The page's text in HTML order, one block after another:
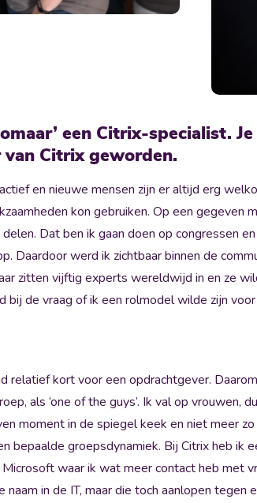
een Citrix-specialist.
Citrix geworden.
en nieuwe mensen zijn er altijd erg
kon gebruiken. Op een
Dat ben ik gaan doen op congressen
Daardoor werd ik zichtbaar binnen de
zitten vijftig experts wereldwijd in en ze
de vraag of ik een rolmodel wilde zijn voor
relatief kort voor een opdrachtgever.
als ‘one of the guys’. Ik val op vrouwen,
moment in de spiegel keek en niet meer
bepaalde groepsdynamiek. Bij Citrix heb
waar ik wat meer contact heb met
in de IT, maar die toch aanlopen tegen